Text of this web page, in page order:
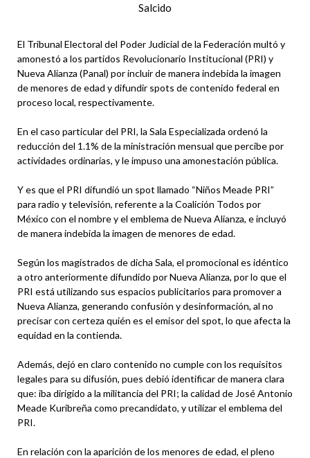
Salcido
El Tribunal Electoral del Poder Judicial de la Federación multó y
amonestó a los partidos Revolucionario Institucional (PRI) y
Nueva Alianza (Panal) por incluir de manera indebida la imagen
de menores de edad y difundir spots de contenido federal en
proceso local, respectivamente.
En el caso particular del PRI, la Sala Especializada ordenó la
reducción del 1.1% de la ministración mensual que percibe por
actividades ordinarias, y le impuso una amonestación pública.
Y es que el PRI difundió un spot llamado “Niños Meade PRI”
para radio y televisión, referente a la Coalición Todos por
México con el nombre y el emblema de Nueva Alianza, e incluyó
de manera indebida la imagen de menores de edad.
Según los magistrados de dicha Sala, el promocional es idéntico
a otro anteriormente difundido por Nueva Alianza, por lo que el
PRI está utilizando sus espacios publicitarios para promover a
Nueva Alianza, generando confusión y desinformación, al no
precisar con certeza quién es el emisor del spot, lo que afecta la
equidad en la contienda.
Además, dejó en claro contenido no cumple con los requisitos
legales para su difusión, pues debió identificar de manera clara
que: iba dirigido a la militancia del PRI; la calidad de José Antonio
Meade Kuribreña como precandidato, y utilizar el emblema del
PRI.
En relación con la aparición de los menores de edad, el pleno